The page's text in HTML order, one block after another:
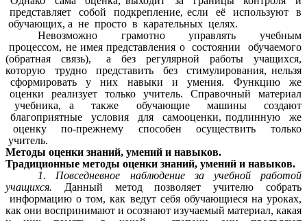
представляет собой подкрепление, если её используют в
обучающих, а не просто в карательных целях.
Невозможно грамотно управлять учебным
процессом, не имея представления о состоянии обучаемого
(обратная связь), а без регулярной работы учащихся,
которую трудно представить без стимулирования, нельзя
сформировать у них навыки и умения. Функцию же
оценки реализует только учитель. Справочный материал
учебника, а также обучающие машины создают
благоприятные условия для самооценки, подлинную же
оценку по-прежнему способен осуществить только
учитель.
Методы оценки знаний, умений и навыков.
Традиционные методы оценки знаний, умений и навыков.
1. Повседневное наблюдение за учебной работой
учащихся. Данный метод позволяет учителю собрать
информацию о том, как ведут себя обучающиеся на уроках,
как они воспринимают и осознают изучаемый материал, какая